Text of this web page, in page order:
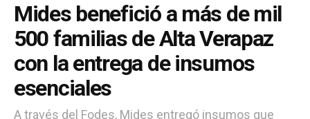
Mides benefició a más de mil
500 familias de Alta Verapaz
con la entrega de insumos
esenciales
A través del Fodes, Mides entregó insumos que